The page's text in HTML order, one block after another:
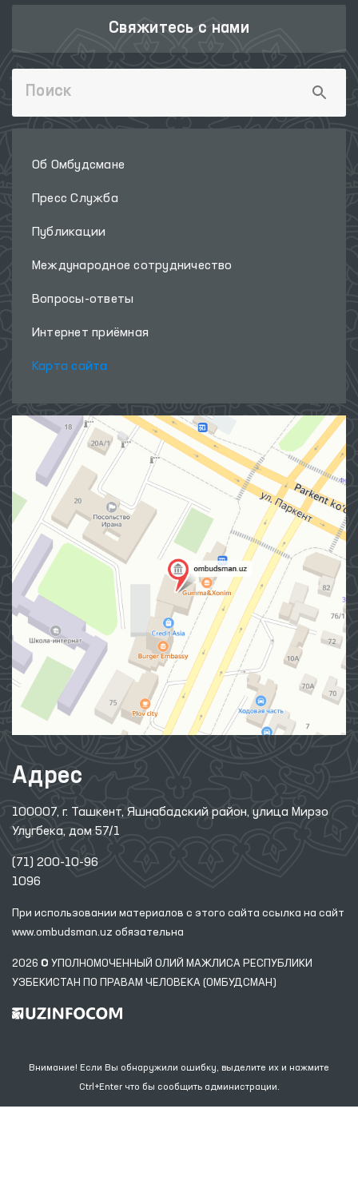
Свяжитесь с нами
Об Омбудсмане
Пресс Служба
Публикации
Международное сотрудничество
Вопросы-ответы
Интернет приёмная
Карта сайта
Адрес
100007, г. Ташкент, Яшнабадский район, улица Мирзо
Улугбека, дом 57/1
(71) 200-10-96
1096
При использовании материалов с этого сайта ссылка на сайт
www.ombudsman.uz обязательна
2026 © УПОЛНОМОЧЕННЫЙ ОЛИЙ МАЖЛИСА РЕСПУБЛИКИ
УЗБЕКИСТАН ПО ПРАВАМ ЧЕЛОВЕКА (ОМБУДСМАН)
Внимание! Если Вы обнаружили ошибку, выделите их и нажмите
Ctrl+Enter что бы сообщить администрации.